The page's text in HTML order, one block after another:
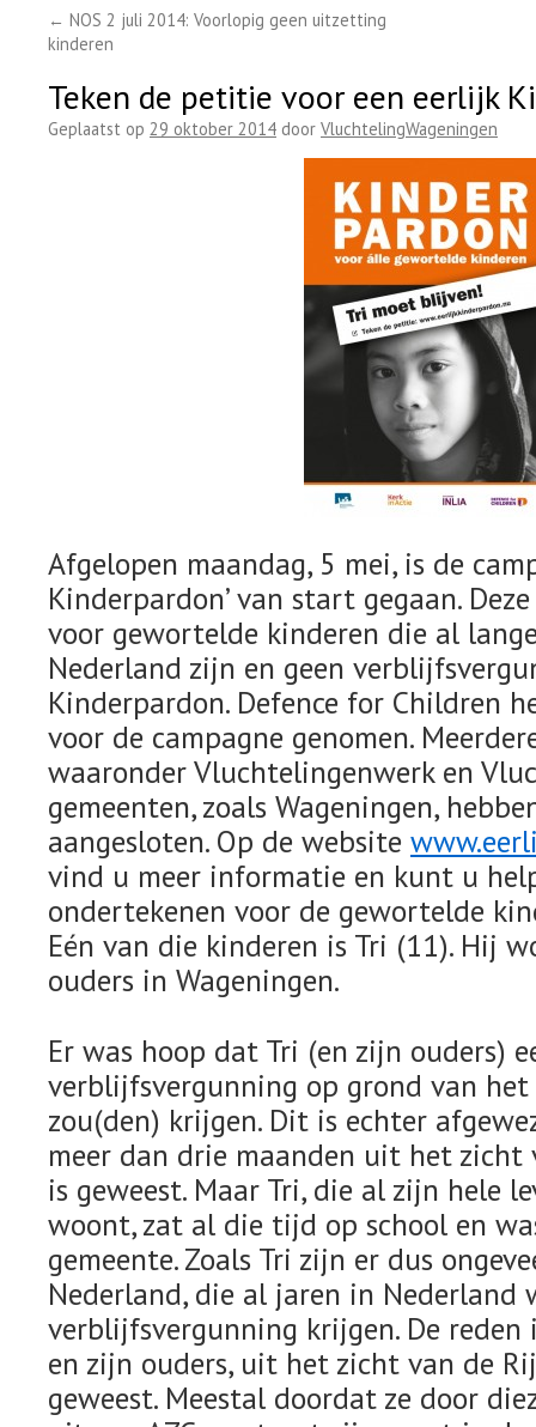
← NOS 2 juli 2014: Voorlopig geen uitzetting
kinderen
Teken de petitie voor een eerlijk
Geplaatst op 29 oktober 2014 door VluchtelingWageningen
Afgelopen maandag, 5 mei, is de
Kinderpardon’ van start gegaan.
voor gewortelde kinderen die al
Nederland zijn en geen
Kinderpardon. Defence for Children
voor de campagne genomen.
waaronder Vluchtelingenwerk en
gemeenten, zoals Wageningen,
aangesloten. Op de website
vind u meer informatie en kunt u
ondertekenen voor de gewortelde
Eén van die kinderen is Tri (11). Hij
ouders in Wageningen.
Er was hoop dat Tri (en zijn ouders)
verblijfsvergunning op grond van
zou(den) krijgen. Dit is echter
meer dan drie maanden uit het zicht
is geweest. Maar Tri, die al zijn hele
woont, zat al die tijd op school en
gemeente. Zoals Tri zijn er dus
Nederland, die al jaren in Nederland
verblijfsvergunning krijgen. De reden
en zijn ouders, uit het zicht van de
geweest. Meestal doordat ze door